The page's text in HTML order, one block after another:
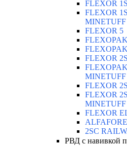
FLEXOR
FLEXOR
MINETUFF
FLEXOR 5
FLEXOR
MINETUFF
FLEXOR
FLEXOR
MINETUFF
FLEXOR
2SC
РВД с навивкой